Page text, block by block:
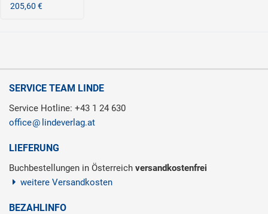
205,60 €
SERVICE TEAM LINDE
Service Hotline: +43 1 24 630
office
lindeverlag.at
LIEFERUNG
Buchbestellungen in Österreich versandkostenfrei
weitere Versandkosten
BEZAHLINFO